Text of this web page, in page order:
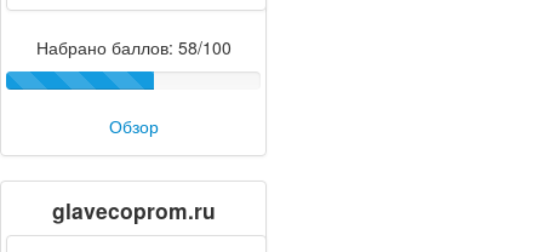
Набрано баллов: 58/100
Обзор
glavecoprom.ru